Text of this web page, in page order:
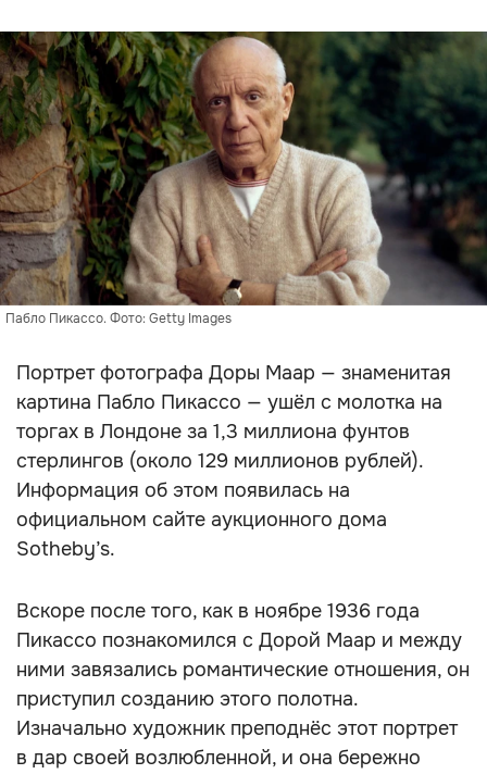
Пабло Пикассо. Фото: Getty Images
Портрет фотографа Доры Маар — знаменитая
картина Пабло Пикассо — ушёл с молотка на
торгах в Лондоне за 1,3 миллиона фунтов
стерлингов (около 129 миллионов рублей).
Информация об этом появилась на
официальном сайте аукционного дома
Sotheby’s.
Вскоре после того, как в ноябре 1936 года
Пикассо познакомился с Дорой Маар и между
ними завязались романтические отношения, он
приступил созданию этого полотна.
Изначально художник преподнёс этот портрет
в дар своей возлюбленной, и она бережно